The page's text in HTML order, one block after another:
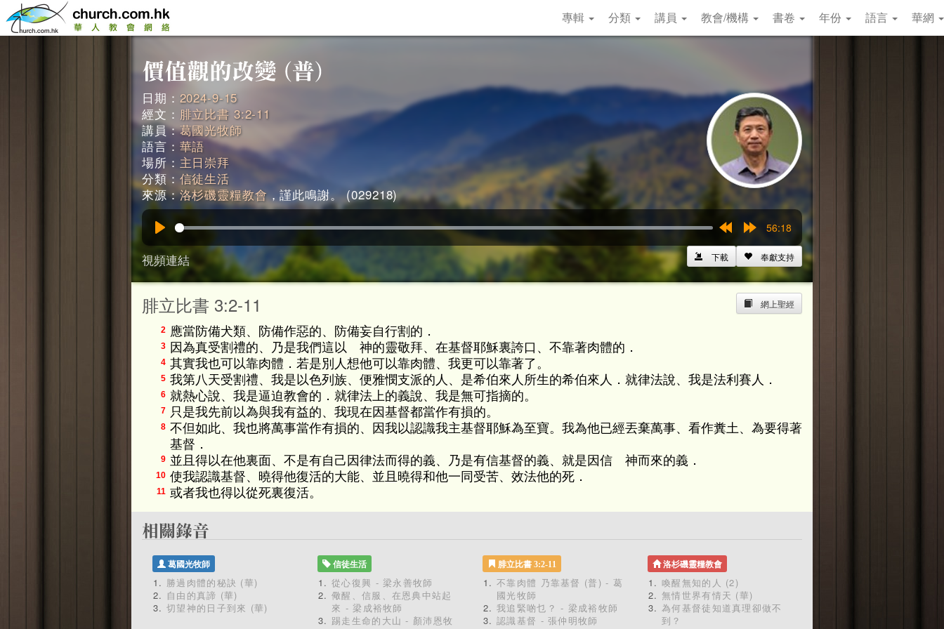
專輯 分類 講員 教會/機構 書卷 年份 語言 華網
日期： 2024-9-15
經文： 腓立比書 3:2-11
講員：葛國光牧師
語言： 華語
場所： 主日崇拜
分類： 信徒生活
來源：洛杉磯靈糧教會，謹此鳴謝。 (029218)
15s
15s
56:18
視頻連結 奉獻支持
下載
網上聖經
腓立比書 3:2-11
2 應當防備犬類、防備作惡的、防備妄自行割的．
3 因為真受割禮的、乃是我們這以 神的靈敬拜、在基督耶穌裏誇口、不靠著肉體的．
4 其實我也可以靠肉體．若是別人想他可以靠肉體、我更可以靠著了。
5 我第八天受割禮、我是以色列族、便雅憫支派的人、是希伯來人所生的希伯來人．就律法說、我是法利賽人．
6 就熱心說、我是逼迫教會的．就律法上的義說、我是無可指摘的。
7 只是我先前以為與我有益的、我現在因基督都當作有損的。
8 不但如此、我也將萬事當作有損的、因我以認識我主基督耶穌為至寶。我為他已經丟棄萬事、看作糞土、為要得著
基督．
9 並且得以在他裏面、不是有自己因律法而得的義、乃是有信基督的義、就是因信 神而來的義．
10 使我認識基督、曉得他復活的大能、並且曉得和他一同受苦、效法他的死．
11 或者我也得以從死裏復活。
葛國光牧師
勝過肉體的秘訣 (華)
自由的真諦 (華)
切望神的日子到來 (華)
信徒生活
從心復興 - 梁永善牧師
儆醒、信服、在恩典中站起
來 - 梁成裕牧師
踢走生命的大山 - 顏沛恩牧
腓立比書 3:2-11
不靠肉體 乃靠基督 (普) - 葛
國光牧師
我追緊啲乜？ - 梁成裕牧師
認識基督 - 張仲明牧師
洛杉磯靈糧教會
喚醒無知的人 (2)
無情世界有情天 (華)
為何基督徒知道真理卻做不
到？